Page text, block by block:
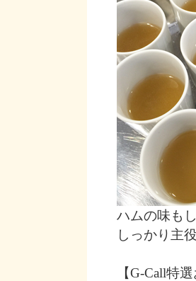
ハムの味も
しっかり主
【G-Call特